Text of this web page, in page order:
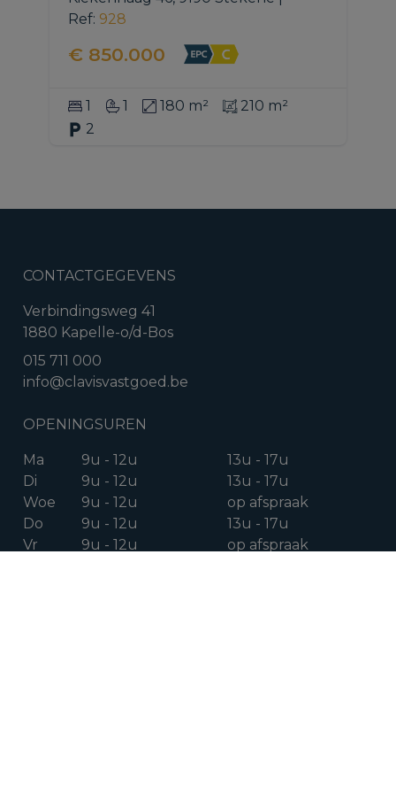
Ref: 928
€ 850.000
1 1 180 m²
210 m²
2
CONTACTGEGEVENS
Verbindingsweg 41
1880 Kapelle-o/d-Bos
015 711 000
info@clavisvastgoed.be
OPENINGSUREN
Ma 9u - 12u
13u - 17u
Di
9u - 12u
13u - 17u
Woe
9u - 12u
op afspraak
Do
9u - 12u
13u - 17u
Vr
9u - 12u
op afspraak